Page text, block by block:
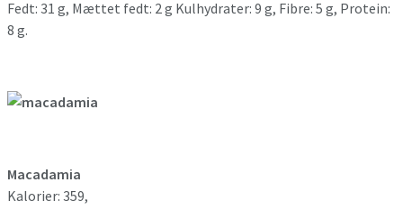
Fedt: 31 g, Mættet fedt: 2 g Kulhydrater: 9 g, Fibre: 5 g, Protein:
8 g.
Macadamia
Kalorier: 359,